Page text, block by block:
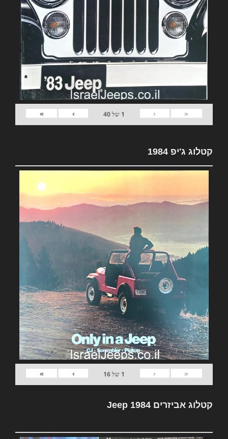
«
‹
1 של40
›
»
קטלוג ג'יפ 1984
«
‹
1 של16
›
»
קטלוג אביזרים Jeep 1984